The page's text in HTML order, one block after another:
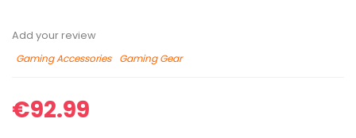
Add your review
Gaming Accessories
Gaming Gear
€92.99